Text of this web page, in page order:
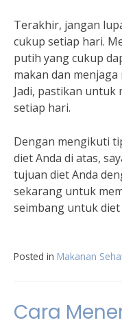
Terakhir, jangan
cukup setiap hari.
putih yang cukup
makan dan
Jadi, pastikan untuk
setiap hari.
Dengan mengikuti
diet Anda di atas,
tujuan diet Anda
sekarang untuk
seimbang untuk diet
Posted in Makanan
Cara